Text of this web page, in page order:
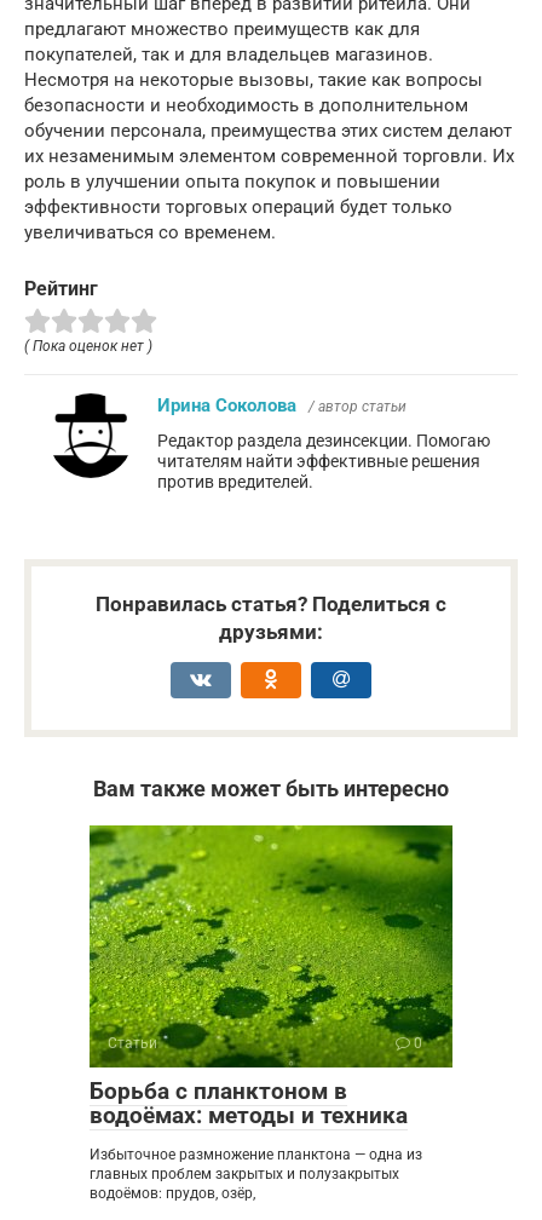
предлагают множество преимуществ как для
покупателей, так и для владельцев магазинов.
Несмотря на некоторые вызовы, такие как вопросы
безопасности и необходимость в дополнительном
обучении персонала, преимущества этих систем делают
их незаменимым элементом современной торговли. Их
роль в улучшении опыта покупок и повышении
эффективности торговых операций будет только
увеличиваться со временем.
Рейтинг
( Пока оценок нет )
Ирина Соколова / автор статьи
Редактор раздела дезинсекции. Помогаю
читателям найти эффективные решения
против вредителей.
Понравилась статья? Поделиться с
друзьями:
Вам также может быть интересно
Статьи 0
Борьба с планктоном в
водоёмах: методы и техника
Избыточное размножение планктона — одна из
главных проблем закрытых и полузакрытых
водоёмов: прудов, озёр,